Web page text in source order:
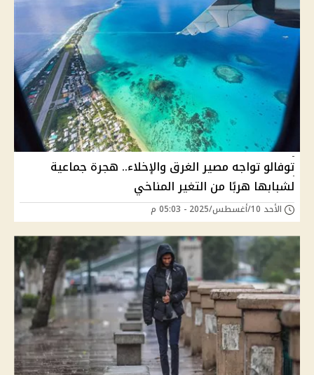
توفالو تواجه مصير الغرق والإخلاء.. هجرة جماعية
لشبابها هربًا من التغير المناخي
الأحد 10/أغسطس/2025 - 05:03 م